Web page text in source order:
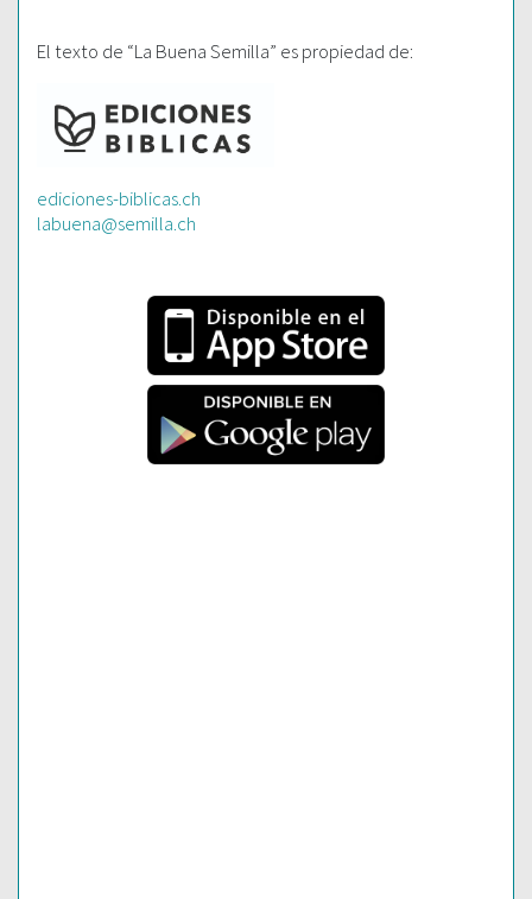
El texto de “La Buena Semilla” es propiedad de:
ediciones-biblicas.ch
labuena@semilla.ch